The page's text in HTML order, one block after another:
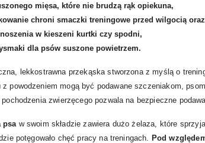
mięsa, które nie brudzą rąk opiekuna,
chroni smaczki treningowe przed wilgocią
w kieszeni kurtki czy spodni,
dla psów suszone powietrzem.
lekkostrawna przekąska stworzona z myślą o
powodzeniem mogą być podawane szczeniakom, psom
pochodzenia zwierzęcego pozwala na bezpieczne
psa w swoim składzie zawiera dużo żelaza, które
potęgowało chęć pracy na treningach. Pod